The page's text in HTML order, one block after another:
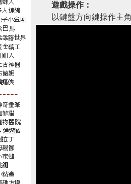
遊戲操作：
以鍵盤方向鍵操作主